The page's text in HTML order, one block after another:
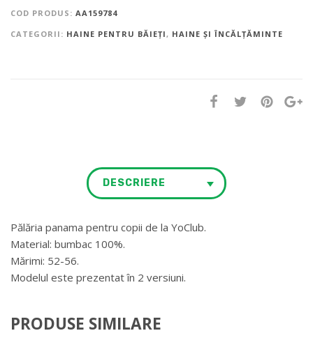
COD PRODUS: AA159784
CATEGORII: HAINE PENTRU BĂIEȚI , HAINE ȘI ÎNCĂLȚĂMINTE
DESCRIERE
Pălăria panama pentru copii de la YoClub.
Material: bumbac 100%.
Mărimi: 52-56.
Modelul este prezentat în 2 versiuni.
PRODUSE SIMILARE